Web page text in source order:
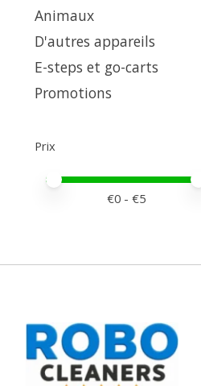
Animaux
D'autres appareils
E-steps et go-carts
Promotions
Prix
Prix minimum
Price maximum value
€0 - €5